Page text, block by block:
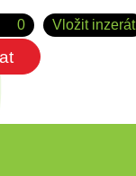
Vložit inzerát
0